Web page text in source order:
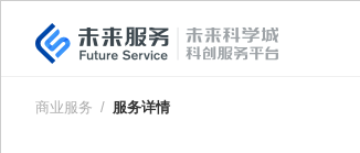
商业服务 / 服务详情